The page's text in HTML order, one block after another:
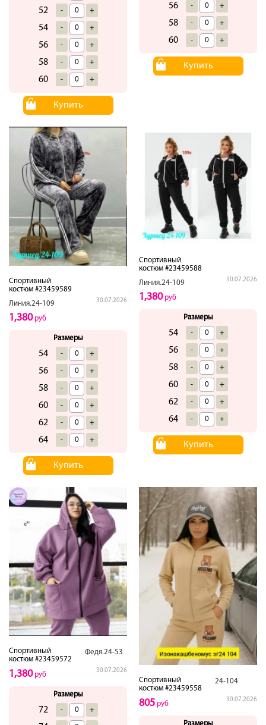
52 - +
54 - +
56 - +
58 - +
60 - +
Купить
56 - +
58 - +
60 - +
Купить
Спортивный
костюм #23459589
Линия.24-109
30.07.2026
1,380руб
Размеры
54 - +
56 - +
58 - +
60 - +
62 - +
64 - +
Купить
Спортивный
костюм #23459588
Линия.24-109
30.07.2026
1,380руб
Размеры
54 - +
56 - +
58 - +
60 - +
62 - +
64 - +
Купить
Спортивный
костюм #23459572
Федя.24-53
30.07.2026
1,380руб
Размеры
72 - +
Спортивный
костюм #23459558
24-104
30.07.2026
805 руб
Размеры